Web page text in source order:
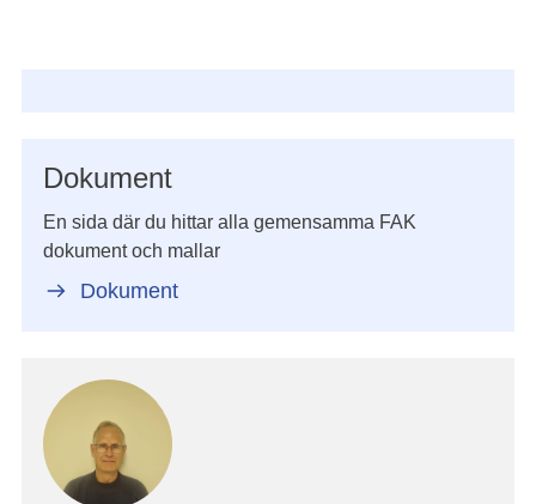
Dokument
En sida där du hittar alla gemensamma FAK
dokument och mallar
Dokument